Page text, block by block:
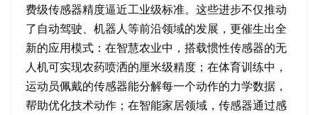
费级传感器精度逼近工业级标准。这些进步不仅推动
了自动驾驶、机器人等前沿领域的发展，更催生出全
新的应用模式：在智慧农业中，搭载惯性传感器的无
人机可实现农药喷洒的厘米级精度；在体育训练中，
运动员佩戴的传感器能分解每一个动作的力学数据，
帮助优化技术动作；在智能家居领域，传感器通过感